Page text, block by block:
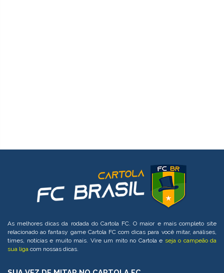
As melhores dicas da rodada do Cartola FC. O maior e mais completo site
relacionado ao fantasy game Cartola FC com dicas para você mitar, análises,
times, notícias e muito mais. Vire um mito no Cartola e seja o campeão da
sua liga com nossas dicas.